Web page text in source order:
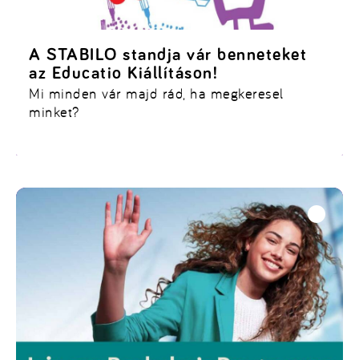
Mi minden vár majd rád, ha megkeresel
minket?
A STABILO standja vár benneteket
az Educatio Kiállításon!